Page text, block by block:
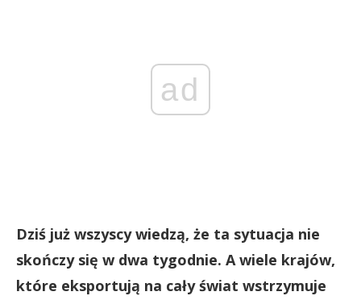
ad
Dziś już wszyscy wiedzą, że ta sytuacja nie
skończy się w dwa tygodnie. A wiele krajów,
które eksportują na cały świat wstrzymuje